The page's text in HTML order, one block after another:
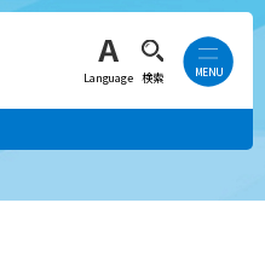
Language 検索